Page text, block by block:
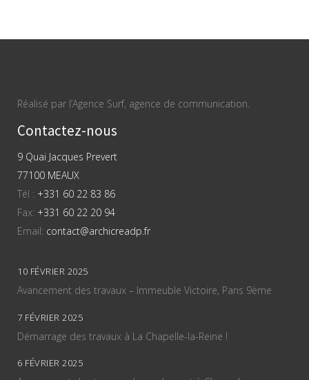
Réalisé par l’Agence Surf, agence de communication.
Contactez-nous
9 Quai Jacques Prevert
77100 MEAUX
Tél : +331 60 22 83 86
Fax: +331 60 22 20 94
Email: contact@archicreadp.fr
10 FÉVRIER 2025
Avancement des travaux – Immeuble Victoire, Paris 9ème
7 FÉVRIER 2025
Démarrage des travaux à La Chapelle-la-Reine !
6 FÉVRIER 2025